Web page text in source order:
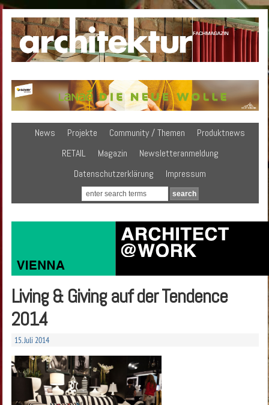
News Projekte Community / Themen
Produktnews
RETAIL
Magazin
Newsletteranmeldung
Datenschutzerklärung
Impressum
Living & Giving auf der Tendence
2014
15. Juli 2014